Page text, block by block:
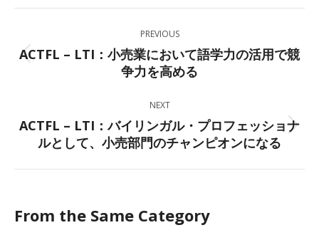
Facebook
X LinkedInWhatsApp
navigation
PREVIOUS
Previous
post:
ACTFL – LTI：小売業において語学力の活用で競
争力を高める
NEXT
Next
post:
ACTFL – LTI：バイリンガル・プロフェッショナ
ルとして、小売部門のチャンピオンになる
From the Same Category